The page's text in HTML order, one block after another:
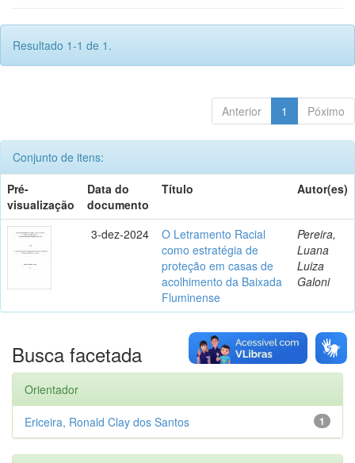
Resultado 1-1 de 1.
Anterior 1 Póximo
Conjunto de itens:
Pré-
visualização
Data do
documento
Título Autor(es)
3-dez-2024
O Letramento Racial
como estratégia de
proteção em casas de
acolhimento da Baixada
Fluminense
Pereira,
Luana
Luiza
Galoni
Busca facetada
Orientador
1
Ericeira, Ronald Clay dos Santos